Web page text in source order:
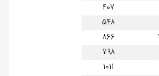
407
548
866
798
1011